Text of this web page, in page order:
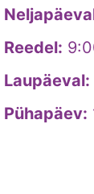
Reedel:
Laupäeval:
Pühapäev: